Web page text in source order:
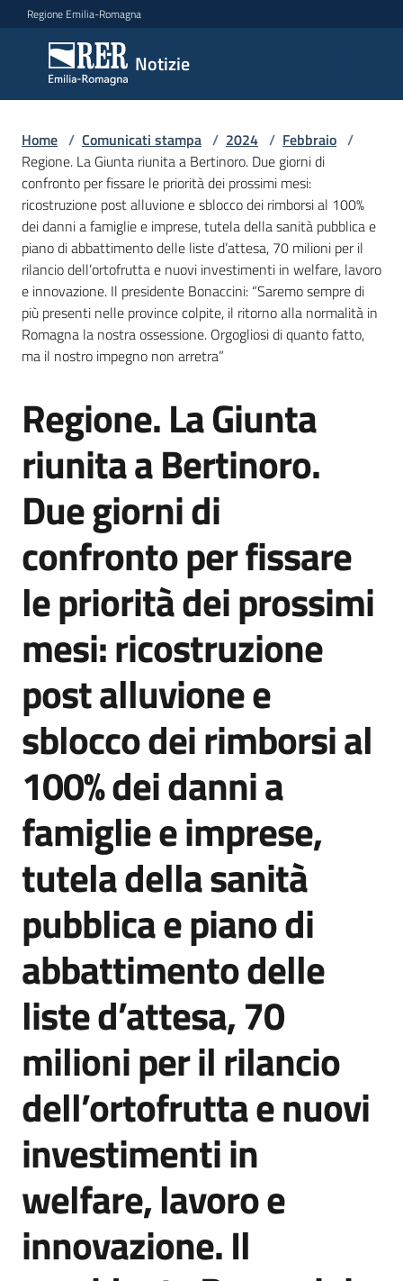
Vai al contenuto
Vai alla navigazione
Vai al footer
Regione Emilia-Romagna
Notizie
Notizie
Comunicati
stampa
Menu selezionato
Cerca
un
comunicato
Risorse
Agenzia
di
informazione
e
comunicazione
su
Home / Comunicati stampa / 2024 / Febbraio /
Regione. La Giunta riunita a Bertinoro. Due giorni di
confronto per fissare le priorità dei prossimi mesi:
ricostruzione post alluvione e sblocco dei rimborsi al 100%
dei danni a famiglie e imprese, tutela della sanità pubblica e
piano di abbattimento delle liste d’attesa, 70 milioni per il
rilancio dell’ortofrutta e nuovi investimenti in welfare, lavoro
e innovazione. Il presidente Bonaccini: “Saremo sempre di
più presenti nelle province colpite, il ritorno alla normalità in
Romagna la nostra ossessione. Orgogliosi di quanto fatto,
ma il nostro impegno non arretra”
Salta al contenuto
Regione. La Giunta
riunita a Bertinoro.
Due giorni di
confronto per fissare
le priorità dei prossimi
mesi: ricostruzione
post alluvione e
sblocco dei rimborsi al
100% dei danni a
famiglie e imprese,
tutela della sanità
pubblica e piano di
abbattimento delle
liste d’attesa, 70
milioni per il rilancio
dell’ortofrutta e nuovi
investimenti in
welfare, lavoro e
innovazione. Il